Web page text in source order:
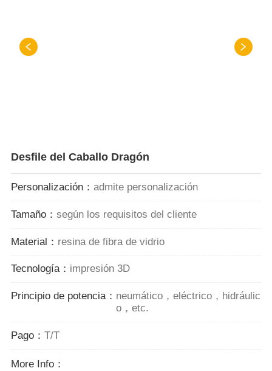
Desfile del Caballo Dragón
Personalización： admite personalización
Tamaño： según los requisitos del cliente
Material： resina de fibra de vidrio
Tecnología： impresión 3D
Principio de potencia： neumático，eléctrico，hidráulic
o，etc.
Pago： T/T
More Info：